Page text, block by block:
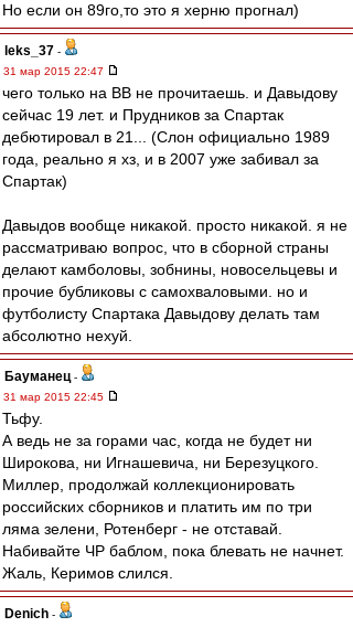
Но если он 89го,то это я херню прогнал)
leks_37 -
31 мар 2015 22:47
чего только на ВВ не прочитаешь. и Давыдову
сейчас 19 лет. и Прудников за Спартак
дебютировал в 21... (Слон официально 1989
года, реально я хз, и в 2007 уже забивал за
Спартак)
Давыдов вообще никакой. просто никакой. я не
рассматриваю вопрос, что в сборной страны
делают камболовы, зобнины, новосельцевы и
прочие бубликовы с самохваловыми. но и
футболисту Спартака Давыдову делать там
абсолютно нехуй.
Бауманец -
31 мар 2015 22:45
Тьфу.
А ведь не за горами час, когда не будет ни
Широкова, ни Игнашевича, ни Березуцкого.
Миллер, продолжай коллекционировать
российских сборников и платить им по три
ляма зелени, Ротенберг - не отставай.
Набивайте ЧР баблом, пока блевать не начнет.
Жаль, Керимов слился.
Denich -